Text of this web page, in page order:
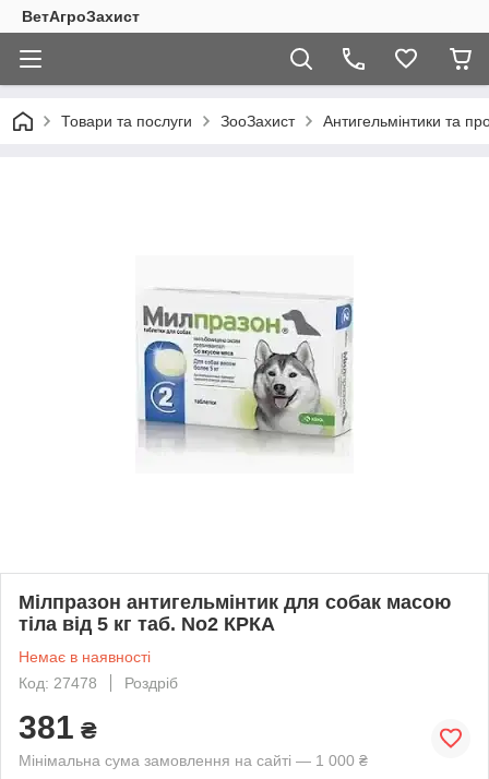
ВетАгроЗахист
Товари та послуги ЗооЗахист Антигельмінтики та
Мілпразон антигельмінтик для собак масою
тіла від 5 кг таб. No2 КРКА
Немає в наявності
Код: 27478
Роздріб
381 ₴
Мінімальна сума замовлення на сайті — 1 000 ₴